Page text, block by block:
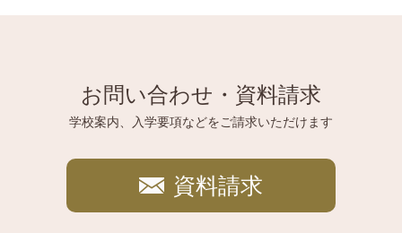
お問い合わせ・資料請求
学校案内、入学要項などをご請求いただけます
資料請求